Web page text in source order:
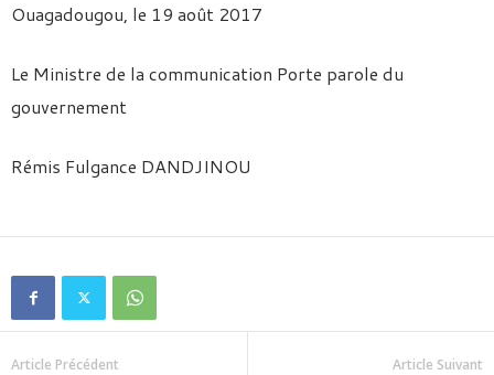
Ouagadougou, le 19 août 2017
Le Ministre de la communication Porte parole du
gouvernement
Rémis Fulgance DANDJINOU
Article Précédent Article Suivant